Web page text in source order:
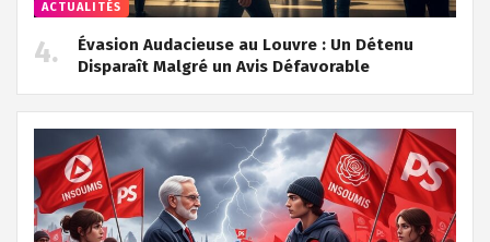
ACTUALITÉS
Évasion Audacieuse au Louvre : Un Détenu
Disparaît Malgré un Avis Défavorable